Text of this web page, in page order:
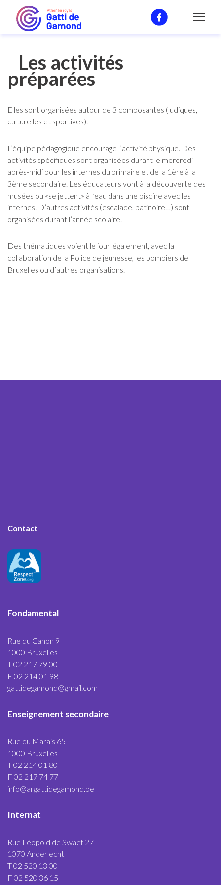
Activités
Les activités
préparées
Elles sont organisées autour de 3 composantes (ludiques,
culturelles et sportives).
L’équipe pédagogique encourage l’activité physique. Des
activités spécifiques sont organisées durant le mercredi
après-midi pour les internes du primaire et de la 1ère à la
3ème secondaire. Les éducateurs vont à la découverte des
musées ou «se jettent» à l’eau dans une piscine avec les
internes. D’autres activités (escalade, patinoire…) sont
organisées durant l’année scolaire.
Des thématiques voient le jour, également, avec la
collaboration de la Police de jeunesse, les pompiers de
Bruxelles ou d’autres organisations.
Contact
Fondamental
Rue du Canon 9
1000 Bruxelles
T 02 217 79 00
F 02 214 01 98
gattidegamond@gmail.com
Enseignement secondaire
Rue du Marais 65
1000 Bruxelles
T 02 214 01 80
F 02 217 74 77
info@argattidegamond.be
Internat
Rue Léopold de Swaef 27
1070 Anderlecht
T 02 520 13 00
F 02 520 36 15